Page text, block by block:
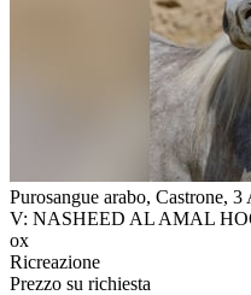
Purosangue arabo, Castrone,
V: NASHEED AL AMAL
ox
Ricreazione
Prezzo su richiesta